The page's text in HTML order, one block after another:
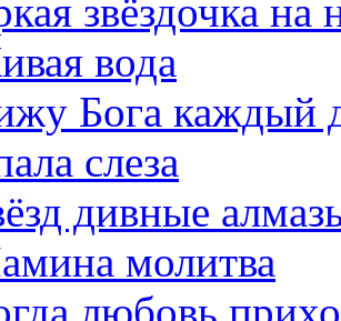
звёздочка на
вода
Бога каждый
слеза
дивные
молитва